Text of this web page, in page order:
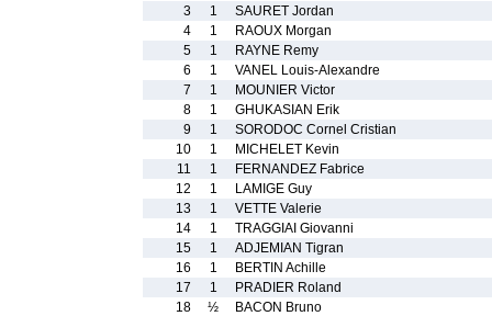
3
1
SAURET Jordan
4
1
RAOUX Morgan
5
1
RAYNE Remy
6
1
VANEL Louis-Alexandre
7
1
MOUNIER Victor
8
1
GHUKASIAN Erik
9
1
SORODOC Cornel Cristian
10
1
MICHELET Kevin
11
1
FERNANDEZ Fabrice
12
1
LAMIGE Guy
13
1
VETTE Valerie
14
1
TRAGGIAI Giovanni
15
1
ADJEMIAN Tigran
16
1
BERTIN Achille
17
1
PRADIER Roland
18
½
BACON Bruno